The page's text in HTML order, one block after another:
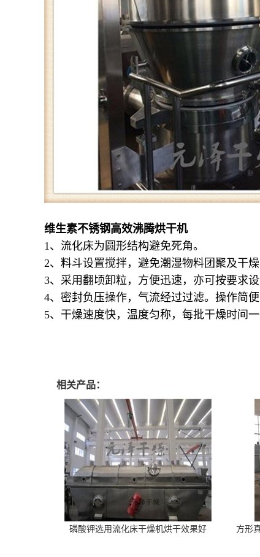
维生素不锈钢高效沸腾烘干机
1、流化床为圆形结构避免死角。
2、料斗设置搅拌，避免潮湿物料团聚及干燥
3、采用翻顷卸粒，方便迅速，亦可按要求设
4、密封负压操作，气流经过过滤。操作简
5、干燥速度快，温度匀称，每批干燥时间一
相关产品：
磷酸钾选用流化床干燥机烘干效果好
方形